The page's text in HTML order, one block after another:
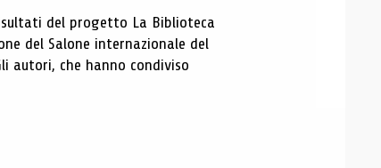
del progetto La Biblioteca
del Salone internazionale del
autori, che hanno condiviso